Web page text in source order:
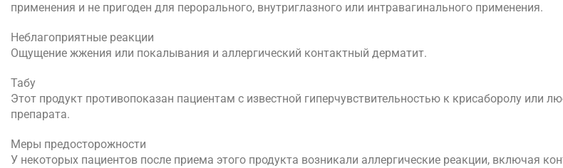
применения и не пригоден для перорального, внутриглазного или интравагинального применения.
Неблагоприятные реакции
Ощущение жжения или покалывания и аллергический контактный дерматит.
Табу
Этот продукт противопоказан пациентам с известной гиперчувствительностью к крисаборолу или
препарата.
Меры предосторожности
У некоторых пациентов после приема этого продукта возникали аллергические реакции, включая